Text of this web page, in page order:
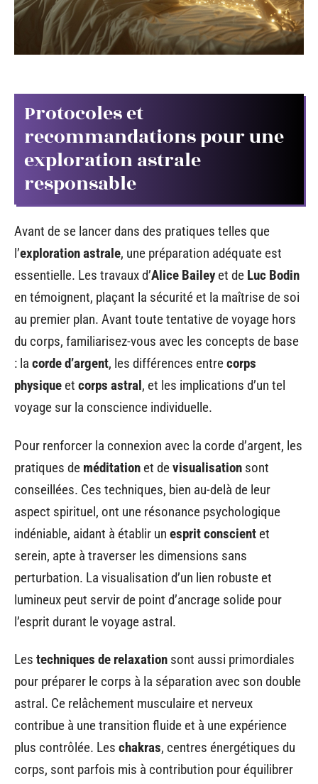
Protocoles et
recommandations pour une
exploration astrale
responsable
Avant de se lancer dans des pratiques telles que
l’exploration astrale, une préparation adéquate est
essentielle. Les travaux d’Alice Baileyet de Luc Bodin
en témoignent, plaçant la sécurité et la maîtrise de soi
au premier plan. Avant toute tentative de voyage hors
du corps, familiarisez-vous avec les concepts de base
: la corde d’argent, les différences entrecorps
physique et corps astral, et les implications d’un tel
voyage sur la conscience individuelle.
Pour renforcer la connexion avec la corde d’argent, les
pratiques de méditation et devisualisation sont
conseillées. Ces techniques, bien au-delà de leur
aspect spirituel, ont une résonance psychologique
indéniable, aidant à établir un esprit conscient et
serein, apte à traverser les dimensions sans
perturbation. La visualisation d’un lien robuste et
lumineux peut servir de point d’ancrage solide pour
l’esprit durant le voyage astral.
Les techniques de relaxation sont aussi primordiales
pour préparer le corps à la séparation avec son double
astral. Ce relâchement musculaire et nerveux
contribue à une transition fluide et à une expérience
plus contrôlée. Les chakras, centres énergétiques du
corps, sont parfois mis à contribution pour équilibrer